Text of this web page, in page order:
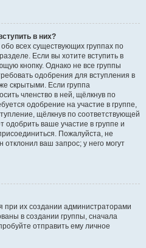
в них?
всех существующих группах по
Если вы хотите вступить в
кнопку. Однако не все группы
одобрения для вступления в
скрытыми. Если группа
членство в ней, щёлкнув по
одобрение на участие в группе,
щёлкнув по соответствующей
одобрить ваше участие в группе и
Пожалуйста, не
отклонил ваш запрос; у него могут
их создании администраторами
в создании группы, сначала
отправить ему личное